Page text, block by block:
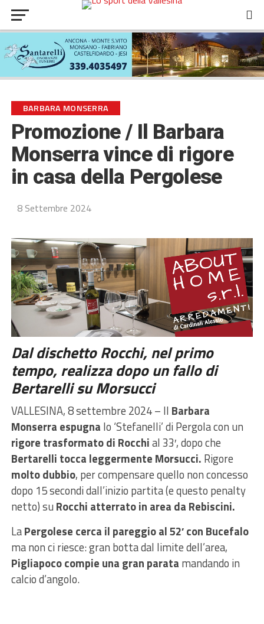
BARBARA MONSERRA
Promozione / Il Barbara
Monserra vince di rigore
in casa della Pergolese
8 Settembre 2024
Dal dischetto Rocchi, nel primo
tempo, realizza dopo un fallo di
Bertarelli su Morsucci
VALLESINA, 8 settembre 2024 – Il Barbara
Monserra espugna lo ‘Stefanelli’ di Pergola con un
rigore trasformato di Rocchial 33′, dopo che
Bertarelli tocca leggermente Morsucci. Rigore
molto dubbio, per compensare quello non concesso
dopo 15 secondi dall’inizio partita (e questo penalty
netto) su Rocchi atterrato in area da Rebiscini.
LaPergolese cerca il pareggio al 52′ con Bucefalo
ma non ci riesce: gran botta dal limite dell’area,
Pigliapoco compie una gran parata mandando in
calcio d’angolo.